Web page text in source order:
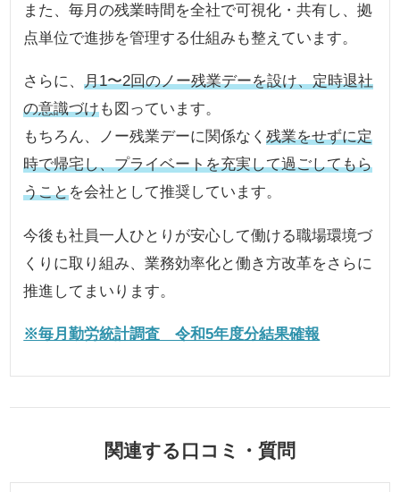
また、毎月の残業時間を全社で可視化・共有し、拠
点単位で進捗を管理する仕組みも整えています。
さらに、月1〜2回のノー残業デーを設け、定時退社
の意識づけも図っています。
もちろん、ノー残業デーに関係なく残業をせずに定
時で帰宅し、プライベートを充実して過ごしてもら
うことを会社として推奨しています。
今後も社員一人ひとりが安心して働ける職場環境づ
くりに取り組み、業務効率化と働き方改革をさらに
推進してまいります。
※毎月勤労統計調査 令和5年度分結果確報
関連する口コミ・質問